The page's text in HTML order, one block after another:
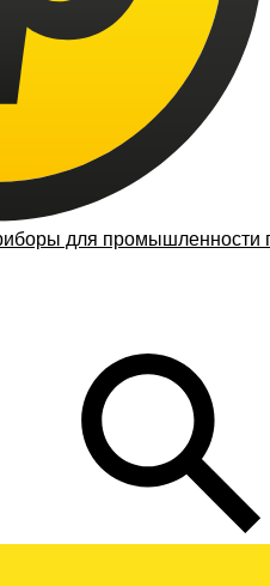
для промышленности